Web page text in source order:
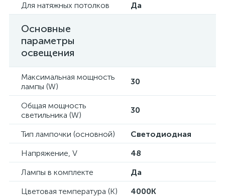
Для натяжных потолков
Да
Основные
параметры
освещения
Максимальная мощность
лампы (W)
30
Общая мощность
светильника (W)
30
Тип лампочки (основной)
Светодиодная
Напряжение, V
48
Лампы в комплекте
Да
Цветовая температура (К)
4000K